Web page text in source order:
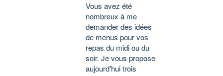
Vous avez été
nombreux à me
demander des idées
de menus pour vos
repas du midi ou du
soir. Je vous propose
aujourd'hui trois